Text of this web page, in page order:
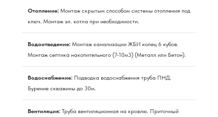
Отопление: Монтаж скрытым способом системы отопления под
ключ. Монтаж эл. котла при необходимости.
Водоотведение: Монтаж канализации ЖБИ колец 6 кубов.
Монтаж септика накопительного (7-10м3) (Металл или Бетон).
Водоснабжение: Подводка водоснабжения труба ПНД.
Бурение скважины до 30м.
Вентиляция: Труба вентиляционная на кровлю. Приточный